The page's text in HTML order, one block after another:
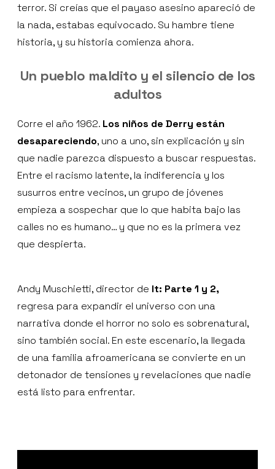
terror. Si creías que el payaso asesino apareció de
la nada, estabas equivocado. Su hambre tiene
historia, y su historia comienza ahora.
Un pueblo maldito y el silencio de los
adultos
Corre el año 1962. Los niños de Derry están
desapareciendo, uno a uno, sin explicación y sin
que nadie parezca dispuesto a buscar respuestas.
Entre el racismo latente, la indiferencia y los
susurros entre vecinos, un grupo de jóvenes
empieza a sospechar que lo que habita bajo las
calles no es humano… y que no es la primera vez
que despierta.
Andy Muschietti, director de It: Parte 1 y 2,
regresa para expandir el universo con una
narrativa donde el horror no solo es sobrenatural,
sino también social. En este escenario, la llegada
de una familia afroamericana se convierte en un
detonador de tensiones y revelaciones que nadie
está listo para enfrentar.